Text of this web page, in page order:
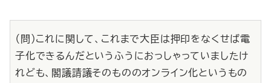
（問）これに関して、これまで大臣は押印をなくせば電
子化できるんだというふうにおっしゃっていましたけ
れども、閣議請議そのもののオンライン化というもの